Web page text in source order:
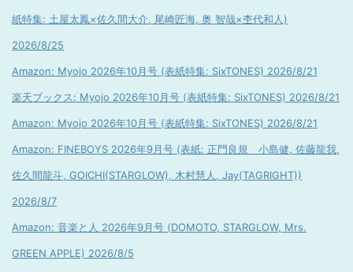
紙特集: 土屋太鳳×佐久間大介, 尾崎匠海, 奥 智哉×杢代和人)
2026/8/25
Amazon: Myojo 2026年10月号 (表紙特集: SixTONES) 2026/8/21
楽天ブックス: Myojo 2026年10月号 (表紙特集: SixTONES) 2026/8/21
Amazon: Myojo 2026年10月号 (表紙特集: SixTONES) 2026/8/21
Amazon: FINEBOYS 2026年9月号 (表紙: 正門良規 小島健, 佐藤龍我,
佐久間龍斗, GOICHI(STARGLOW), 木村慧人, Jay(TAGRIGHT))
2026/8/7
Amazon: 音楽と人 2026年9月号 (DOMOTO, STARGLOW, Mrs.
GREEN APPLE) 2026/8/5